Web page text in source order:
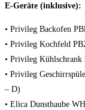
E-Geräte (inklusive):
• Privileg Backofen
• Privileg Kochfeld
• Privileg Kühlschrank
• Privileg
– D)
• Elica Dunsthaube